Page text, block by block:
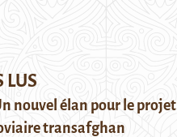
LUS
nouvel élan pour le projet
transafghan